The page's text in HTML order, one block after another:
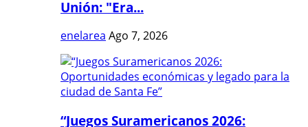
Unión: "Era...
enelarea Ago 7, 2026
“Juegos Suramericanos 2026: